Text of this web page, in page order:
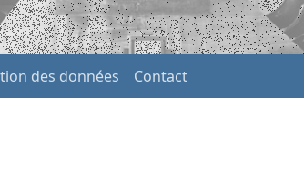
des données Contact